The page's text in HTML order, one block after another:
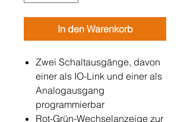
In den Warenkorb
Zwei Schaltausgänge, davon
einer als IO-Link und einer als
Analogausgang
programmierbar
Rot-Grün-Wechselanzeige zur